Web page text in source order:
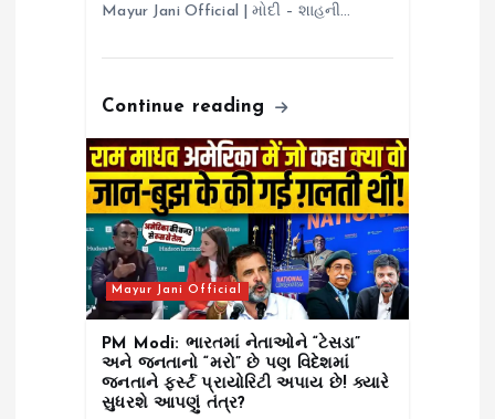
Mayur Jani Official | મોદી – શાહની…
Continue reading
Mayur Jani Official
PM Modi: ભારતમાં નેતાઓને “ટેસડા”
અને જનતાનો “મરો” છે પણ વિદેશમાં
જનતાને ફર્સ્ટ પ્રાયોરિટી અપાય છે! ક્યારે
સુધરશે આપણું તંત્ર?